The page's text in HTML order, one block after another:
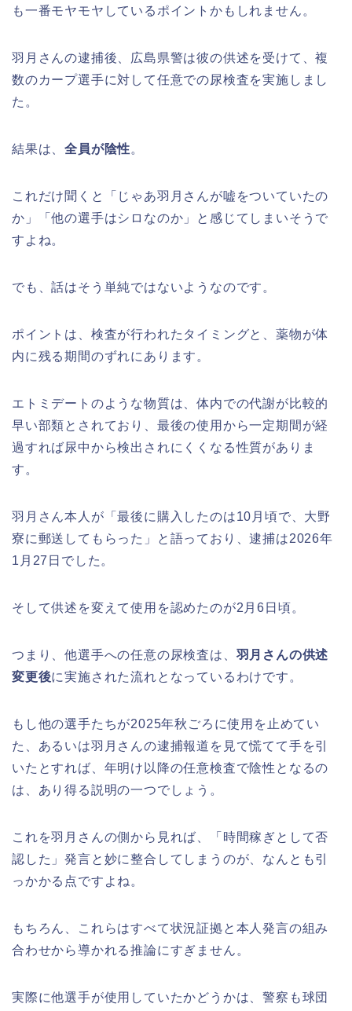
も一番モヤモヤしているポイントかもしれません。
羽月さんの逮捕後、広島県警は彼の供述を受けて、複
数のカープ選手に対して任意での尿検査を実施しまし
た。
結果は、全員が陰性。
これだけ聞くと「じゃあ羽月さんが嘘をついていたの
か」「他の選手はシロなのか」と感じてしまいそうで
すよね。
でも、話はそう単純ではないようなのです。
ポイントは、検査が行われたタイミングと、薬物が体
内に残る期間のずれにあります。
エトミデートのような物質は、体内での代謝が比較的
早い部類とされており、最後の使用から一定期間が経
過すれば尿中から検出されにくくなる性質がありま
す。
羽月さん本人が「最後に購入したのは10月頃で、大野
寮に郵送してもらった」と語っており、逮捕は2026年
1月27日でした。
そして供述を変えて使用を認めたのが2月6日頃。
つまり、他選手への任意の尿検査は、 羽月さんの供述
変更後に実施された流れとなっているわけです。
もし他の選手たちが2025年秋ごろに使用を止めてい
た、あるいは羽月さんの逮捕報道を見て慌てて手を引
いたとすれば、年明け以降の任意検査で陰性となるの
は、あり得る説明の一つでしょう。
これを羽月さんの側から見れば、「時間稼ぎとして否
認した」発言と妙に整合してしまうのが、なんとも引
っかかる点ですよね。
もちろん、これらはすべて状況証拠と本人発言の組み
合わせから導かれる推論にすぎません。
実際に他選手が使用していたかどうかは、警察も球団